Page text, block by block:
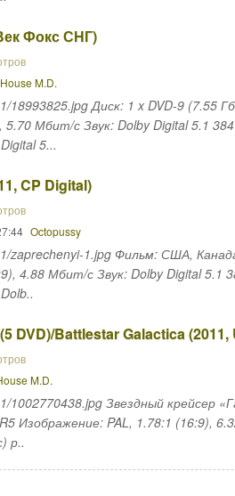
Фокс СНГ)
House M.D.
18993825.jpg Диск: 1 x DVD-9 (7.55
Мбит/с Звук: Dolby Digital 5.1
5...
CP Digital)
Octopussy
zaprechenyi-1.jpg Фильм: США,
4.88 Мбит/с Звук: Dolby Digital 5.1
DVD)/Battlestar Galactica
M.D.
1002770438.jpg Звездный крейсер
Изображение: PAL, 1.78:1 (16:9),
р..